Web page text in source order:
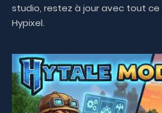
studio, restez à jour avec tout ce
Hypixel.